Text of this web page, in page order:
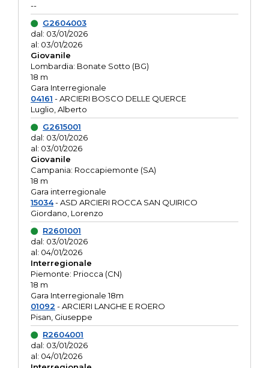
--
G2604003
dal: 03/01/2026
al: 03/01/2026
Giovanile
Lombardia: Bonate Sotto (BG)
18 m
Gara Interregionale
04161 - ARCIERI BOSCO DELLE QUERCE
Luglio, Alberto
G2615001
dal: 03/01/2026
al: 03/01/2026
Giovanile
Campania: Roccapiemonte (SA)
18 m
Gara interregionale
15034- ASD ARCIERI ROCCA SAN QUIRICO
Giordano, Lorenzo
R2601001
dal: 03/01/2026
al: 04/01/2026
Interregionale
Piemonte: Priocca (CN)
18 m
Gara Interregionale 18m
01092 - ARCIERI LANGHE E ROERO
Pisan, Giuseppe
R2604001
dal: 03/01/2026
al: 04/01/2026